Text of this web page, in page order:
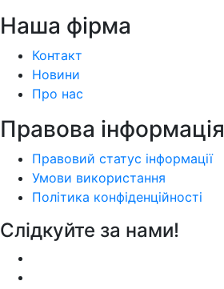
Наша фiрма
Контакт
Новини
Про нас
Правова інформація
Правовий статус інформації
Умови використання
Політика конфіденційності
Слідкуйте за нами!